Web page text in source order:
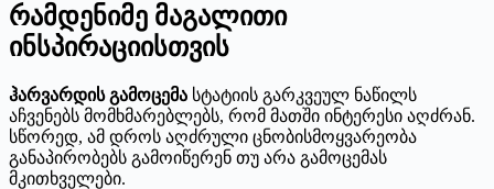
რამდენიმე მაგალითი
ინსპირაციისთვის
ჰარვარდის გამოცემა სტატიის გარკვეულ ნაწილს
აჩვენებს მომხმარებლებს, რომ მათში ინტერესი აღძრან.
სწორედ, ამ დროს აღძრული ცნობისმოყვარეობა
განაპირობებს გამოიწერენ თუ არა გამოცემას
მკითხველები.